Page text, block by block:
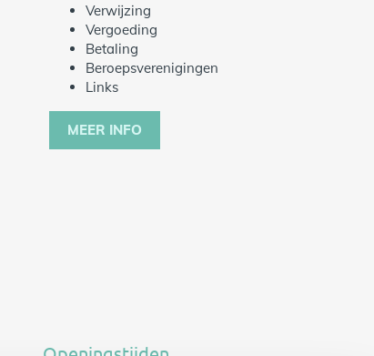
Verwijzing
Vergoeding
Betaling
Beroepsverenigingen
Links
MEER INFO